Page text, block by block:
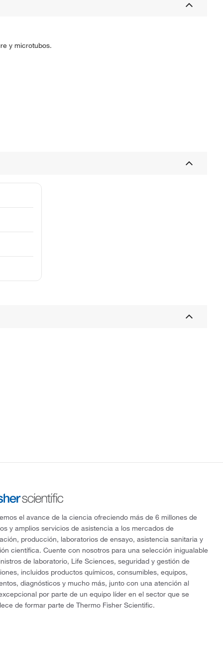
y microtubos.
el avance de la ciencia ofreciendo más de 6 millones de
y amplios servicios de asistencia a los mercados de
producción, laboratorios de ensayo, asistencia sanitaria y
científica. Cuente con nosotros para una selección inigualable
de laboratorio, Life Sciences, seguridad y gestión de
incluidos productos químicos, consumibles, equipos,
diagnósticos y mucho más, junto con una atención al
por parte de un equipo líder en el sector que se
de formar parte de Thermo Fisher Scientific.